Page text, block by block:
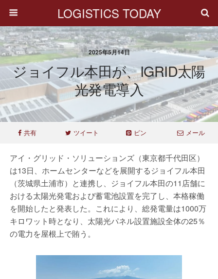
LOGISTICS TODAY
2025年5月14日
ジョイフル本田が、iGRID太陽
光発電導入
共有 ツイート ピン メール
アイ・グリッド・ソリューションズ（東京都千代田区）
は13日、ホームセンターなどを展開するジョイフル本田
（茨城県土浦市）と連携し、ジョイフル本田の11店舗に
おける太陽光発電および蓄電池設置を完了し、本格稼働
を開始したと発表した。これにより、総発電量は1000万
キロワット時となり、太陽光パネル設置施設全体の25％
の電力を屋根上で賄う。